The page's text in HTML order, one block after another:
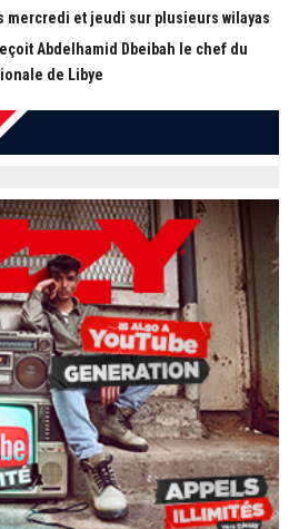
mercredi et jeudi sur plusieurs wilayas
Abdelhamid Dbeibah le chef du
de Libye